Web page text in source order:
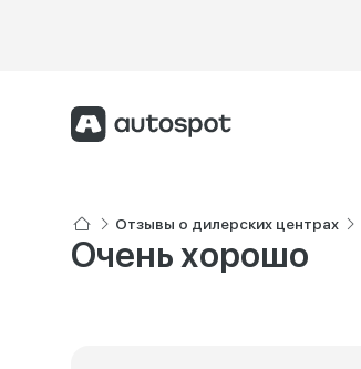
Отзывы о дилерских центрах
Очень хорошо